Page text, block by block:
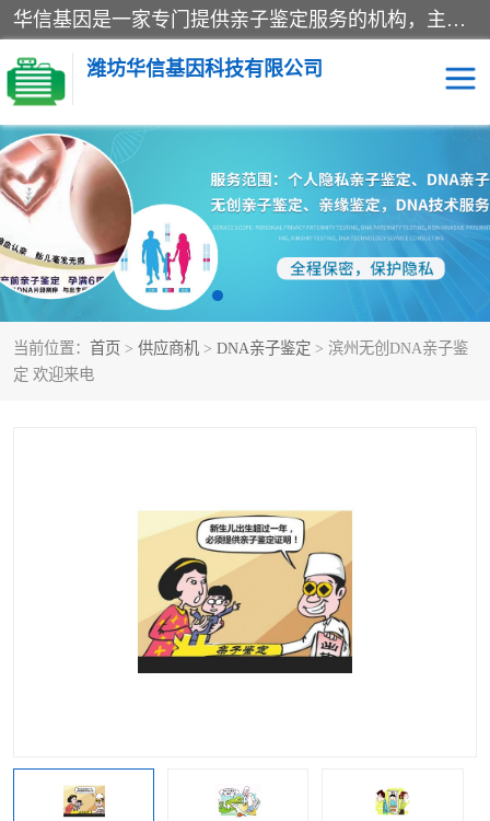
华信基因是一家专门提供亲子鉴定服务的机构，主要业务：济南亲子鉴定、临沂亲子鉴定、菏泽亲子鉴定、淄博亲子鉴定、青岛亲子鉴定、日照亲子鉴定、临朐亲子鉴定、寿光亲子鉴定等，联合广州、上海、北京、深圳、杭州、武汉、成都、合肥、贵阳、沈阳等地区有法医物证鉴定机构及基因检测公司，为国内外客户提供便捷的DNA鉴定服务。
潍坊华信基因科技有限公司
当前位置： 首页 > 供应商机 > DNA亲子鉴定 > 滨州无创DNA亲子鉴
定 欢迎来电
亲子鉴定 DNA亲子鉴定
隐私亲子鉴定 无创亲子鉴定
孕期亲子鉴定